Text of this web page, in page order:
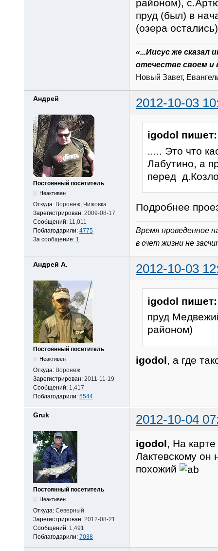
районом),
пруд (был) в
(озера
«...Иисус же сказал
отечестве своем и
Новый Завет,
Андрей 2012-10-03
Постоянный посетитель
Неактивен
Откуда: Воронеж, Чижовка
Зарегистрирован: 2009-08-17
Сообщений: 11,011
Поблагодарили: 4775
За сообщение: 1
igodol пишет:
..... Это что
Лабутино, а
перед
Подробнее
Время проведенное
в счет жизни не
Андрей А. 2012-10-03
Постоянный посетитель
Неактивен
Откуда: Воронеж
Зарегистрирован: 2011-11-19
Сообщений: 1,417
Поблагодарили: 5544
igodol пишет:
пруд
районом)
igodol, а где
Gruk 2012-10-04
Постоянный посетитель
Неактивен
Откуда: Северный
Зарегистрирован: 2012-08-21
Сообщений: 1,491
Поблагодарили: 7038
igodol , На
Лактевскому он
похожий